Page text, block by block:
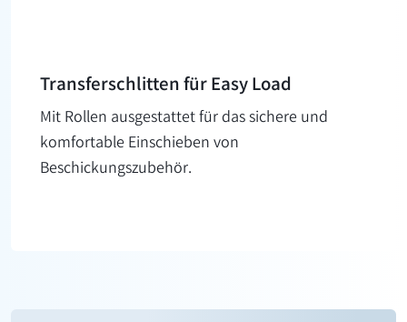
Transfer­schlitten für Easy Load
Mit Rollen ausgestattet für das sichere und
komfortable Einschieben von
Beschickungszubehör.